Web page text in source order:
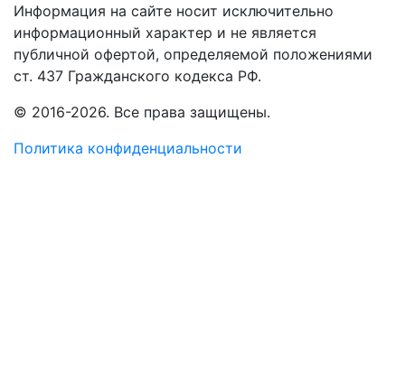
Информация на сайте носит исключительно
информационный характер и не является
публичной офертой, определяемой положениями
ст. 437 Гражданского кодекса РФ.
© 2016-2026. Все права защищены.
Политика конфиденциальности